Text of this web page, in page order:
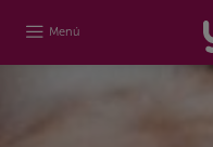
Menú